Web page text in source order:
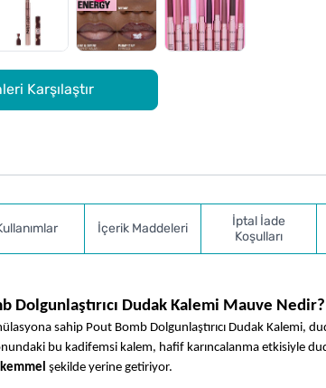
Karşılaştır
İçerik Maddeleri
İptal İade
Koşulları
Dolgunlaştırıcı Dudak Kalemi Mauve Nedir?
sahip Pout Bomb Dolgunlaştırıcı Dudak Kalemi,
bu kadifemsi kalem, hafif karıncalanma etkisiyle
şekilde yerine getiriyor.